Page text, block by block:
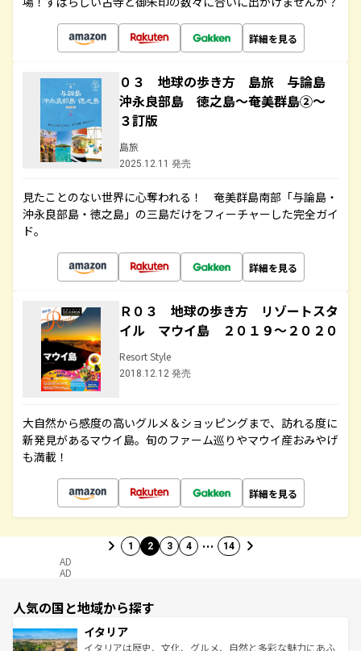
詳細を見る
０３ 地球の歩き方 島旅 与論島
沖永良部島 徳之島～奄美群島②～
３訂版
島旅
2025.12.11 発売
見たことのない世界に心奪われる！ 奄美群島南部「与論島・
沖永良部島・徳之島」の三島だけをフィーチャーした完全ガイ
ド。
詳細を見る
Ｒ０３ 地球の歩き方 リゾートスタ
イル マウイ島 ２０１９～２０２０
Resort Style
2018.12.12 発売
大自然から感度の高いグルメ＆ショッピングまで、訪れる度に
新発見があるマウイ島。旬のファーム巡りやマウイ産おみやげ
も満載！
詳細を見る
1 2 3 4 … 14
AD
AD
人気の国と地域から探す
イタリア
イタリアは歴史、文化、グルメ、自然と多彩な魅力にあふ